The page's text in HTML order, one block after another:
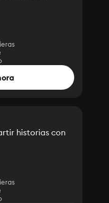
historias con